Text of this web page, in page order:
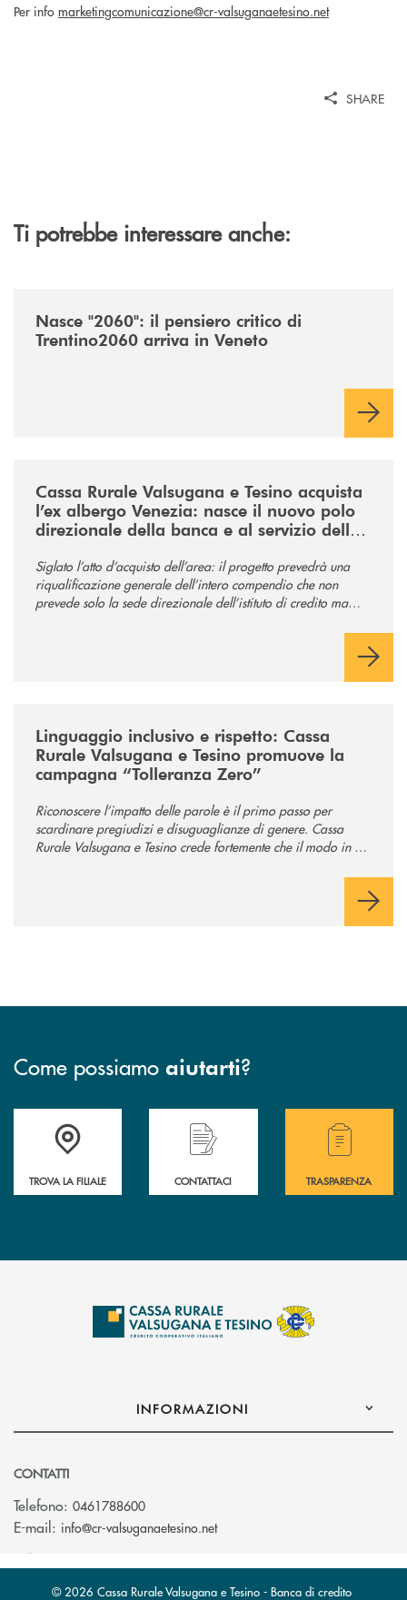
Per info marketingcomunicazione@cr-valsuganaetesino.net
SHARE
Ti potrebbe interessare anche:
Nasce "2060": il pensiero critico di
Trentino2060 arriva in Veneto
Cassa Rurale Valsugana e Tesino acquista
l’ex albergo Venezia: nasce il nuovo polo
direzionale della banca e al servizio della
Siglato l’atto d’acquisto dell’area: il progetto prevedrà una
riqualificazione generale dell’intero compendio che non
prevede solo la sede direzionale dell’istituto di credito ma
Linguaggio inclusivo e rispetto: Cassa
Rurale Valsugana e Tesino promuove la
campagna “Tolleranza Zero”
Riconoscere l’impatto delle parole è il primo passo per
scardinare pregiudizi e disuguaglianze di genere. Cassa
Rurale Valsugana e Tesino crede fortemente che il modo in cui
Come possiamo aiutarti?
Accedi all' elenco completo delle filiali .
TROVA LA FILIALE
Hai bisogno di assistenza immediata?
CONTATTACI
Hai bisogno di
TRASPARENZA
INFORMAZIONI
CONTATTI
Telefono: 0461788600
E-mail: info@cr-valsuganaetesino.net(si apre l’app di posta
© 2026 Cassa Rurale Valsugana e Tesino - Banca di credito